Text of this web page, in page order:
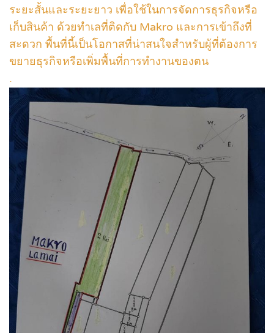
ระยะสั้นและระยะยาว เพื่อใช้ในการจัดการธุรกิจหรือ
เก็บสินค้า ด้วยทำเลที่ติดกับ Makro และการเข้าถึงที่
สะดวก พื้นที่นี้เป็นโอกาสที่น่าสนใจสำหรับผู้ที่ต้องการ
ขยายธุรกิจหรือเพิ่มพื้นที่การทำงานของตน
.